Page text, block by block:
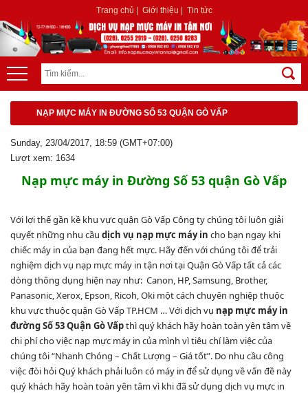
Trang chủ Giới thiệu Tin tức
NẠP MỰC MÁY IN ĐƯỜNG SỐ 53 QUẬN GÒ VẤP
Sunday, 23/04/2017, 18:59 (GMT+07:00)
Lượt xem: 1634
Nạp mực máy in Đường Số 53 quận Gò Vấp
Với lợi thế gần kề khu vực quận Gò Vấp Công ty chúng tôi luôn giải
quyết những nhu cầu dịch vụ nạp mực máy in cho bạn ngay khi
chiếc máy in của bạn đang hết mực. Hãy đến với chúng tôi để trải
nghiệm dịch vụ nạp mực máy in tận nơi tại Quận Gò Vấp tất cả các
dòng thông dụng hiện nay như: Canon, HP, Samsung, Brother,
Panasonic, Xerox, Epson, Ricoh, Oki một cách chuyên nghiệp thuộc
khu vực thuộc quận Gò Vấp TP.HCM … Với dịch vụ nạp mực máy in
đường Số 53 Quận Gò Vấpthì quý khách hãy hoàn toàn yên tâm về
chi phí cho việc nạp mực máy in của mình vì tiêu chí làm việc của
chúng tôi “Nhanh Chóng – Chất Lượng – Giá tốt”. Do nhu cầu công
việc đòi hỏi Quý khách phải luôn có máy in để sử dụng về vấn đề này
quý khách hãy hoàn toàn yên tâm vì khi đã sử dụng dịch vụ mực in